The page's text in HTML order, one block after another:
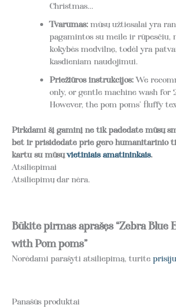
Christmas…
Tvarumas:mūsų užtiesalai yra
pagamintos su meile ir rūpesčiu,
kokybės medvilnę, todėl yra
kasdieniam naudojimui.
Priežiūros instrukcijos:We
only, or gentle machine wash for
However, the pom poms’ fluffy
Pirkdami šį gaminį ne tik padedate mūsų
bet ir prisidedate prie gero humanitarinio
kartu su mūsųvietiniais amatininkais.
Atsiliepimai
Atsiliepimų dar nėra.
Būkite pirmas aprašęs “Zebra Blue
with Pom poms”
Norėdami parašyti atsiliepimą, turite
Panašūs produktai